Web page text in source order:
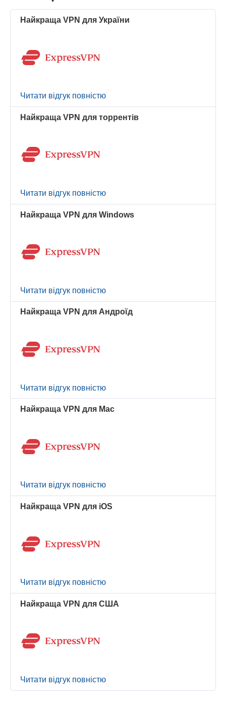
Найкраща VPN для України
Читати відгук повністю
Найкраща VPN для торрентів
Читати відгук повністю
Найкраща VPN для Windows
Читати відгук повністю
Найкраща VPN для Андроїд
Читати відгук повністю
Найкраща VPN для Mac
Читати відгук повністю
Найкраща VPN для iOS
Читати відгук повністю
Найкраща VPN для США
Читати відгук повністю